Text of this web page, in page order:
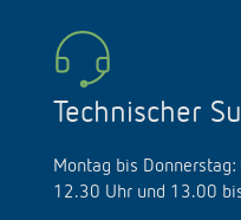
Technischer
Montag bis
12.30 Uhr und 13.00